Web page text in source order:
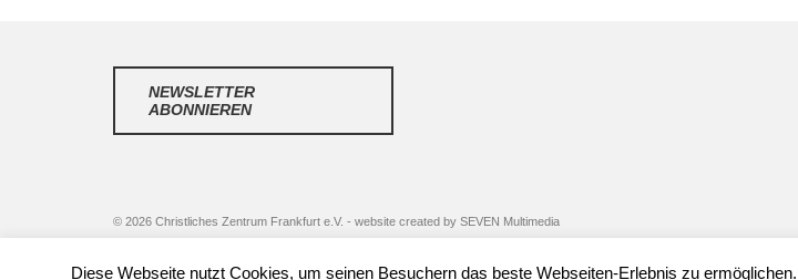
NEWSLETTER
ABONNIEREN
© 2026 Christliches Zentrum Frankfurt e.V. - website created by SEVEN Multimedia
Diese Webseite nutzt Cookies, um seinen Besuchern das beste Webseiten-Erlebnis zu